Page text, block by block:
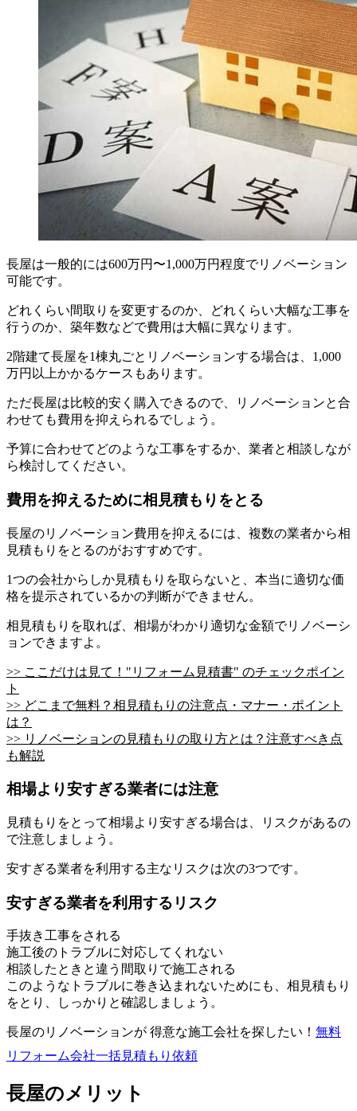
長屋は一般的には600万円〜1,000万円程度でリノベーション
可能です。
どれくらい間取りを変更するのか、どれくらい大幅な工事を
行うのか、築年数などで費用は大幅に異なります。
2階建て長屋を1棟丸ごとリノベーションする場合は、1,000
万円以上かかるケースもあります。
ただ長屋は比較的安く購入できるので、リノベーションと合
わせても費用を抑えられるでしょう。
予算に合わせてどのような工事をするか、業者と相談しなが
ら検討してください。
費用を抑えるために相見積もりをとる
長屋のリノベーション費用を抑えるには、複数の業者から相
見積もりをとるのがおすすめです。
1つの会社からしか見積もりを取らないと、本当に適切な価
格を提示されているかの判断ができません。
相見積もりを取れば、相場がわかり適切な金額でリノベーシ
ョンできますよ。
>> ここだけは見て！"リフォーム見積書" のチェックポイン
ト
>> どこまで無料？相見積もりの注意点・マナー・ポイント
は？
>> リノベーションの見積もりの取り方とは？注意すべき点
も解説
相場より安すぎる業者には注意
見積もりをとって相場より安すぎる場合は、リスクがあるの
で注意しましょう。
安すぎる業者を利用する主なリスクは次の3つです。
安すぎる業者を利用するリスク
手抜き工事をされる
施工後のトラブルに対応してくれない
相談したときと違う間取りで施工される
このようなトラブルに巻き込まれないためにも、相見積もり
をとり、しっかりと確認しましょう。
長屋のリノベーションが 得意な施工会社を探したい！ 無料
リフォーム会社一括見積もり依頼
長屋のメリット